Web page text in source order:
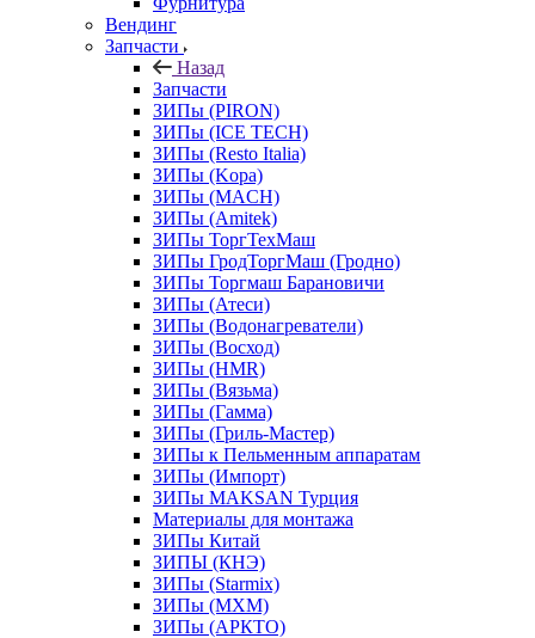
Вендинг
Запчасти
Назад
Запчасти
ЗИПы (PIRON)
ЗИПы (ICE TECH)
ЗИПы (Resto Italia)
ЗИПы (Kopa)
ЗИПы (MACH)
ЗИПы (Amitek)
ЗИПы ТоргТехМаш
ЗИПы ГродТоргМаш (Гродно)
ЗИПы Торгмаш Барановичи
ЗИПы (Атеси)
ЗИПы (Водонагреватели)
ЗИПы (Восход)
ЗИПы (HMR)
ЗИПы (Вязьма)
ЗИПы (Гамма)
ЗИПы (Гриль-Мастер)
ЗИПы к Пельменным аппаратам
ЗИПы (Импорт)
ЗИПы MAKSAN Турция
Материалы для монтажа
ЗИПы Китай
ЗИПЫ (КНЭ)
ЗИПы (Starmix)
ЗИПы (МХМ)
ЗИПы (АРКТО)